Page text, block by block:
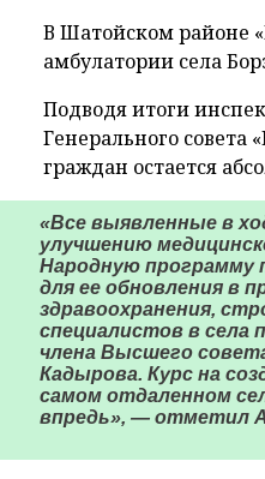
В Шатойском районе
амбулатории села
Подводя итоги
Генерального совета
граждан остается
«Все выявленные в
улучшению
Народную программу
для ее обновления в
здравоохранения,
специалистов в села
члена Высшего
Кадырова. Курс на
самом отдаленном
впредь», — отметил